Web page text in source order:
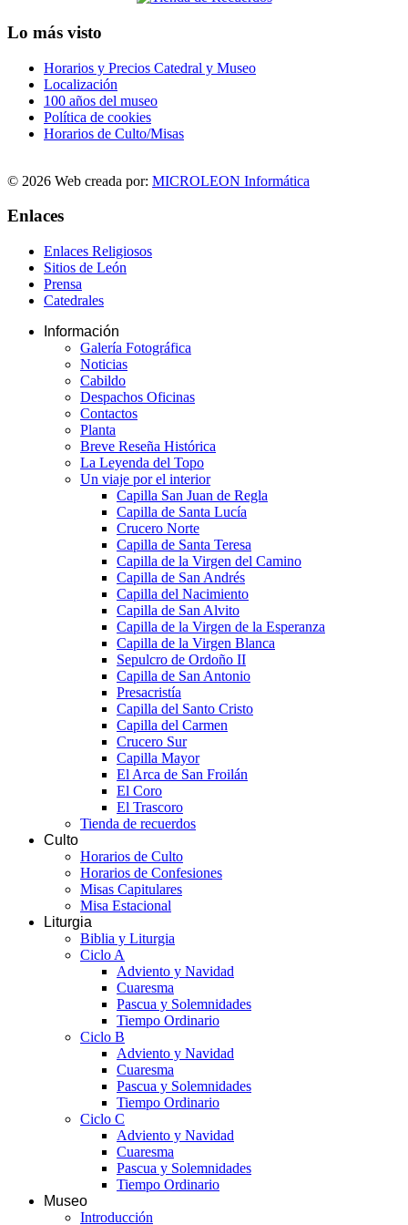
Lo más visto
Horarios y Precios Catedral y Museo
Localización
100 años del museo
Política de cookies
Horarios de Culto/Misas
© 2026 Web creada por: MICROLEON Informática
Enlaces
Enlaces Religiosos
Sitios de León
Prensa
Catedrales
Información
Galería Fotográfica
Noticias
Cabildo
Despachos Oficinas
Contactos
Planta
Breve Reseña Histórica
La Leyenda del Topo
Un viaje por el interior
Capilla San Juan de Regla
Capilla de Santa Lucía
Crucero Norte
Capilla de Santa Teresa
Capilla de la Virgen del Camino
Capilla de San Andrés
Capilla del Nacimiento
Capilla de San Alvito
Capilla de la Virgen de la Esperanza
Capilla de la Virgen Blanca
Sepulcro de Ordoño II
Capilla de San Antonio
Presacristía
Capilla del Santo Cristo
Capilla del Carmen
Crucero Sur
Capilla Mayor
El Arca de San Froilán
El Coro
El Trascoro
Tienda de recuerdos
Culto
Horarios de Culto
Horarios de Confesiones
Misas Capitulares
Misa Estacional
Liturgia
Biblia y Liturgia
Ciclo A
Adviento y Navidad
Cuaresma
Pascua y Solemnidades
Tiempo Ordinario
Ciclo B
Adviento y Navidad
Cuaresma
Pascua y Solemnidades
Tiempo Ordinario
Ciclo C
Adviento y Navidad
Cuaresma
Pascua y Solemnidades
Tiempo Ordinario
Museo
Introducción